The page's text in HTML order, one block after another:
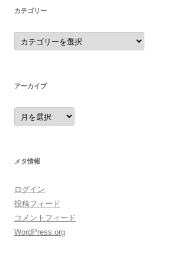
カテゴリー
カ
テ
ゴ
アーカイブ
ア
ー
カ
メタ情報
ログイン
投稿フィード
コメントフィード
WordPress.org